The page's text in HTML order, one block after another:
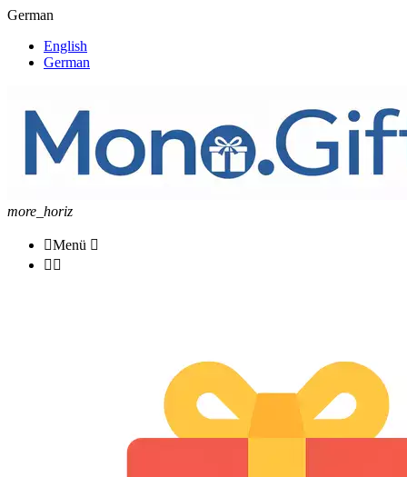
German
English
German
more_horiz
Menü 
 